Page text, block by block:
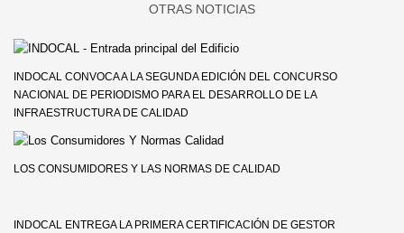
INDOCAL CONVOCA A LA SEGUNDA EDICIÓN DEL CONCURSO
NACIONAL DE PERIODISMO PARA EL DESARROLLO DE LA
INFRAESTRUCTURA DE CALIDAD
LOS CONSUMIDORES Y LAS NORMAS DE CALIDAD
INDOCAL ENTREGA LA PRIMERA CERTIFICACIÓN DE GESTOR